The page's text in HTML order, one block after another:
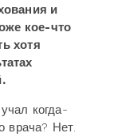
и
кое-что
хотя
когда-
врача? Нет.